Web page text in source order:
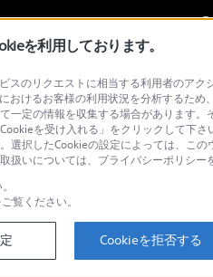
を利用しております。
スのリクエストに相当する利用者のア
おけるお客様の利用状況を分析するた
一定の情報を収集する場合があります
を受け入れる」をクリックして下
選択したCookieの設定によっては、こ
いについては、プライバシーポリシー
覧ください。
Cookieを拒否する